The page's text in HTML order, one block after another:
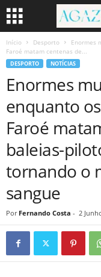
Início Desporto
Enormes
Faroé matam centenas de...
DESPORTO NOTÍCIAS
Enormes
enquanto
Faroé
baleias-
tornando o
sangue
Por Fernando Costa - 2